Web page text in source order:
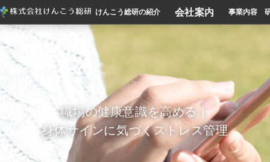
けんこう総研の紹介 会社案内 事業内容
職場の健康意識を高める｜
身体サインに気づくストレス管理